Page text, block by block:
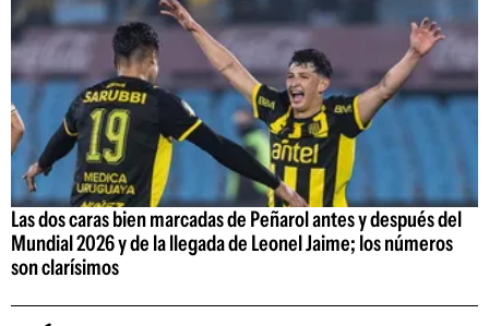
Las dos caras bien marcadas de Peñarol antes y después del
Mundial 2026 y de la llegada de Leonel Jaime; los números
son clarísimos